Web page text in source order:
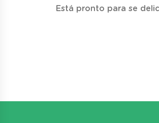
Está pronto para se